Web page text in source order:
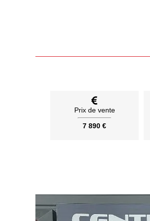
Prix de vente
7 890 €